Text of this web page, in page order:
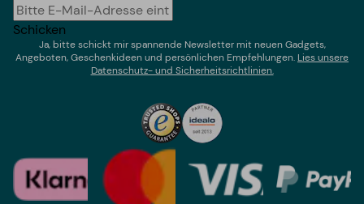
Schicken
Ja, bitte schickt mir spannende Newsletter mit neuen Gadgets,
Angeboten, Geschenkideen und persönlichen Empfehlungen. Lies unsere
Datenschutz- und Sicherheitsrichtlinien.